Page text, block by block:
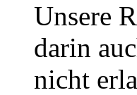
Unsere
darin
nicht